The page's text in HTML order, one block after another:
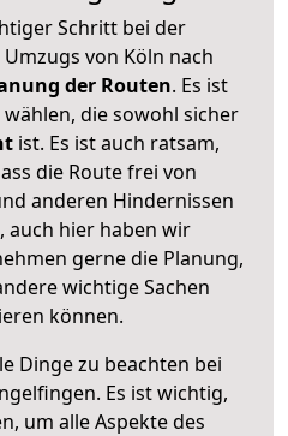
Schritt bei der
von Köln nach
der Routen. Es ist
die sowohl sicher
ist. Es ist auch ratsam,
die Route frei von
anderen Hindernissen
auch hier haben wir
gerne die Planung,
wichtige Sachen
können.
Dinge zu beachten bei
Es ist wichtig,
um alle Aspekte des